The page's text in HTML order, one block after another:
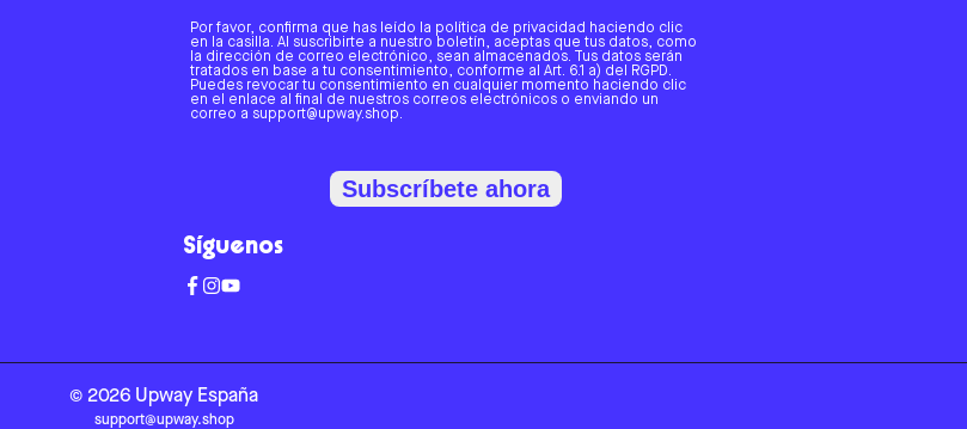
Por favor, confirma que has leído la política de privacidad haciendo clic
en la casilla. Al suscribirte a nuestro boletín, aceptas que tus datos, como
la dirección de correo electrónico, sean almacenados. Tus datos serán
tratados en base a tu consentimiento, conforme al Art. 6.1 a) del RGPD.
Puedes revocar tu consentimiento en cualquier momento haciendo clic
en el enlace al final de nuestros correos electrónicos o enviando un
correo a support@upway.shop.
Subscríbete ahora
Síguenos
© 2026 Upway España
support@upway.shop